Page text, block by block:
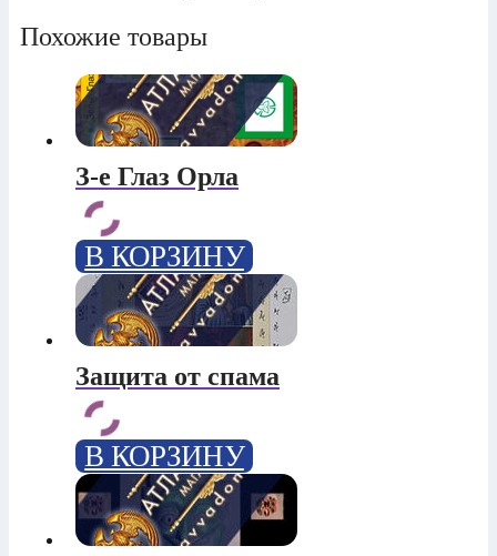
Похожие товары
З-е Глаз Орла
В КОРЗИНУ
Защита от спама
В КОРЗИНУ